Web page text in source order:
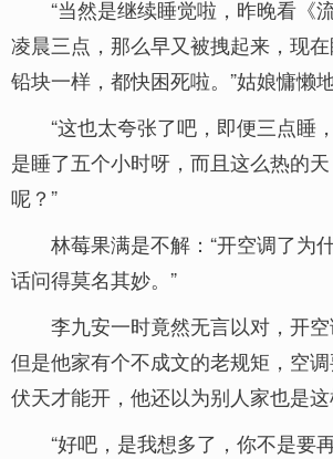
“当然是继续睡觉啦，昨晚看《
凌晨三点，那么早又被拽起来，现
铅块一样，都快困死啦。”姑娘慵懒地
“这也太夸张了吧，即便三点睡
是睡了五个小时呀，而且这么热的
呢？”
林莓果满是不解：“开空调了为
话问得莫名其妙。”
李九安一时竟然无言以对，开空
但是他家有个不成文的老规矩，空
伏天才能开，他还以为别人家也是这
“好吧，是我想多了，你不是要